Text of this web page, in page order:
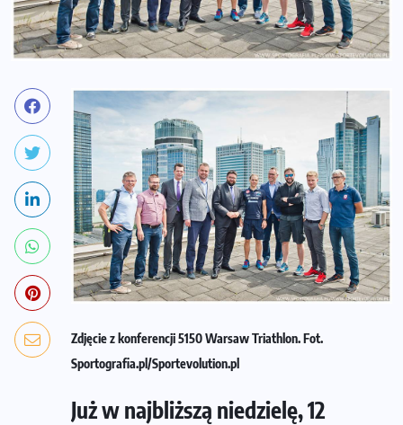
Zdjęcie z konferencji 5150 Warsaw Triathlon. Fot.
Sportografia.pl/Sportevolution.pl
Już w najbliższą niedzielę, 12